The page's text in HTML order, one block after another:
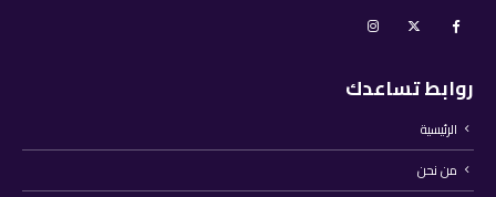
روابط تساعدك
الرئيسية
من نحن